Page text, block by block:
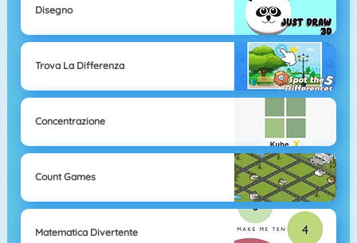
Disegno
Trova La Differenza
Concentrazione
Count Games
Matematica Divertente